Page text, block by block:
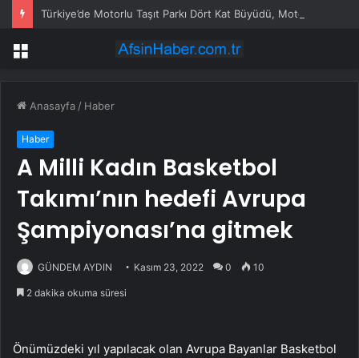
Menü
Anasayfa / Haber
Haber
A Milli Kadın Basketbol
Takımı’nın hedefi Avrupa
Şampiyonası’na gitmek
GÜNDEM AYDIN Kasım 23, 2022 0 10
2 dakika okuma süresi
Önümüzdeki yıl yapılacak olan Avrupa Bayanlar Basketbol